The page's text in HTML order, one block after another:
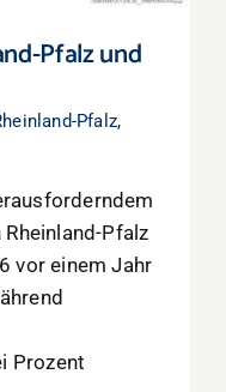
Pfalz und
Pfalz,
Pfalz
vor einem Jahr
Prozent